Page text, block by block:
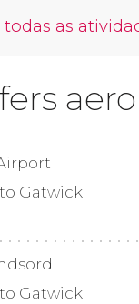
todas as
Gatwick
Gatwick